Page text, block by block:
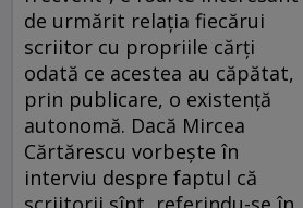
de urmărit relaţia fiecărui
scriitor cu propriile cărţi
odată ce acestea au căpătat,
prin publicare, o existenţă
autonomă. Dacă Mircea
Cărtărescu vorbeşte în
interviu despre faptul că